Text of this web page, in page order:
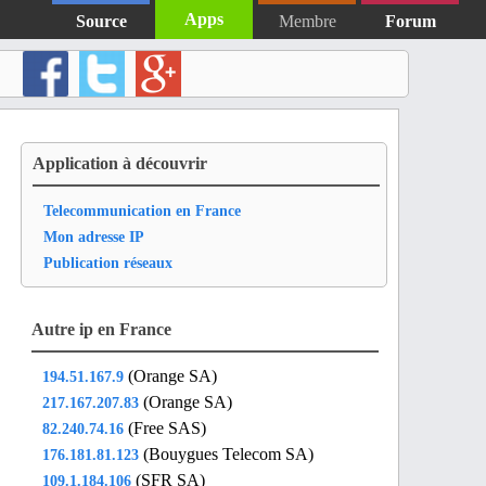
Source Apps Membre Forum
Application à découvrir
Telecommunication en France
Mon adresse IP
Publication réseaux
Autre ip en France
194.51.167.9 (Orange SA)
217.167.207.83 (Orange SA)
82.240.74.16 (Free SAS)
176.181.81.123 (Bouygues Telecom SA)
109.1.184.106 (SFR SA)